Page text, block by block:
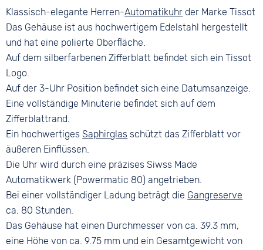
Farbe
Silber
Ziffern
Römisch
Material
Bandschließe
Faltschließe
Klassisch-elegante Herren-Automatikuhr der Marke Tissot
Das Gehäuse ist aus hochwertigem Edelstahl hergestellt
und hat eine polierte Oberfläche.
Auf dem silberfarbenen Zifferblatt befindet sich ein Tissot
Logo.
Auf der 3-Uhr Position befindet sich eine Datumsanzeige.
Eine vollständige Minuterie befindet sich auf dem
Zifferblattrand.
Ein hochwertigesSaphirglas schützt das Zifferblatt vor
äußeren Einflüssen.
Die Uhr wird durch eine präzises Siwss Made
Automatikwerk (Powermatic 80) angetrieben.
Bei einer vollständiger Ladung beträgt die Gangreserve
ca. 80 Stunden.
Das Gehäuse hat einen Durchmesser von ca. 39.3 mm,
eine Höhe von ca. 9.75 mm und ein Gesamtgewicht von